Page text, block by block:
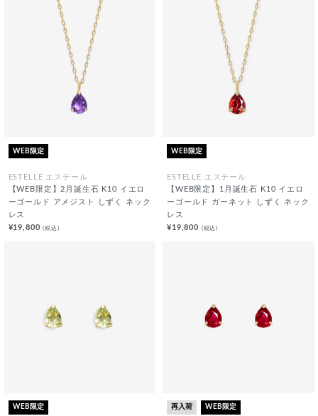
WEB限定
ESTELLE エステール
【WEB限定】2月誕生石 K10 イエロ
ーゴールド アメジスト しずく ネック
レス
¥19,800(税込)
WEB限定
ESTELLE エステール
【WEB限定】1月誕生石 K10 イエロ
ーゴールド ガーネット しずく ネック
レス
¥19,800 (税込)
WEB限定 再入荷 WEB限定